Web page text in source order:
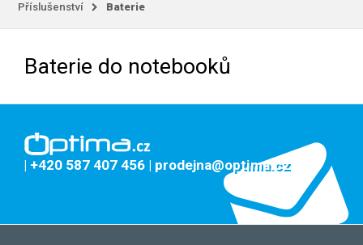
Příslušenství
Baterie
Baterie do notebooků
| +420 587 407 456 | prodejna@optima.cz